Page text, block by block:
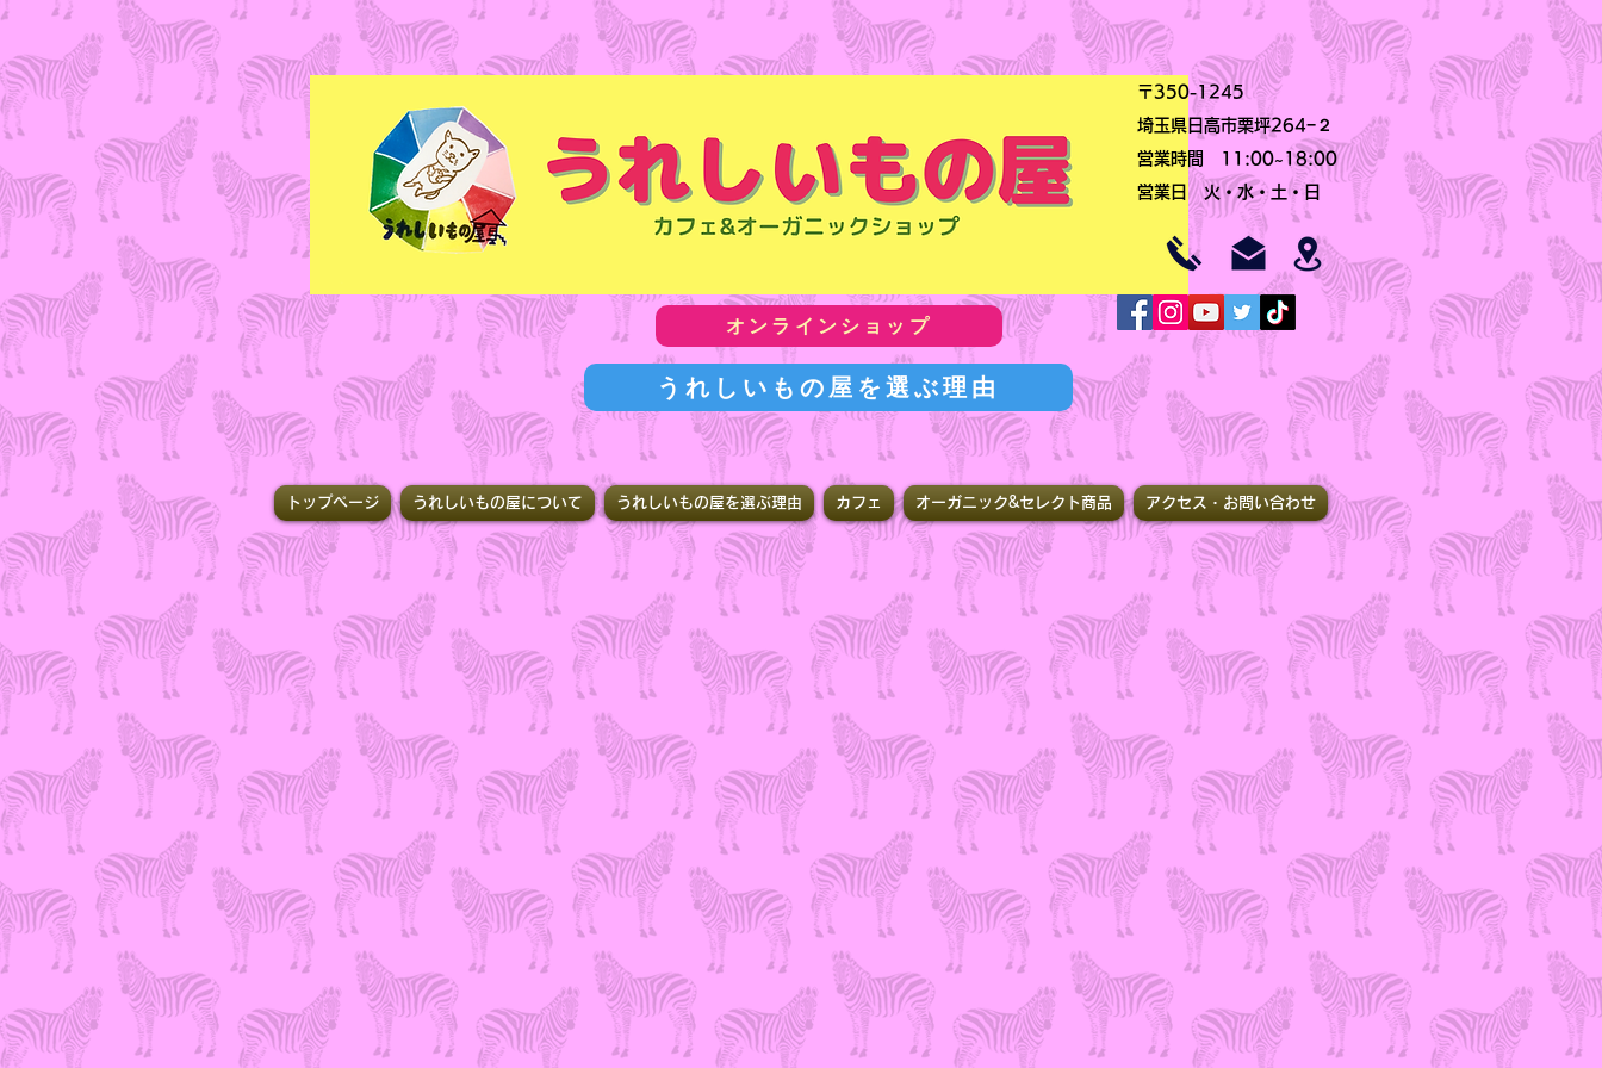
〒350-1245
埼玉県日高市栗坪264−２
営業時間 11:00~18:00
​営業日 火・水・土・日
オンラインショップ
うれしいもの屋を選ぶ理由
トップページ うれしいもの屋について うれしいもの屋を選ぶ理由 カフェ オーガニック&セレクト商品 アクセス・お問い合わせ